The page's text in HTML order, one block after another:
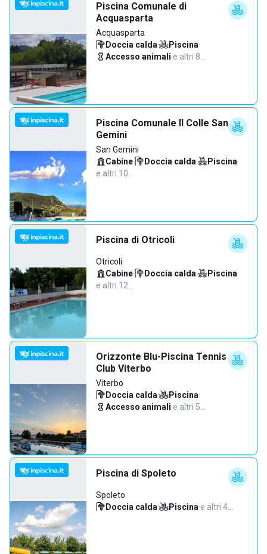
Piscina Comunale di
Acquasparta
Acquasparta
Doccia calda· Piscina·
Accesso animali·e altri 8…
Piscina Comunale Il Colle San
Gemini
San Gemini
Cabine· Doccia calda· Piscina·
e altri 10…
Piscina di Otricoli
Otricoli
Cabine· Doccia calda· Piscina·
e altri 12…
Orizzonte Blu-Piscina Tennis
Club Viterbo
Viterbo
Doccia calda· Piscina·
Accesso animali·e altri 5…
Piscina di Spoleto
Spoleto
Doccia calda· Piscina·e altri 4…